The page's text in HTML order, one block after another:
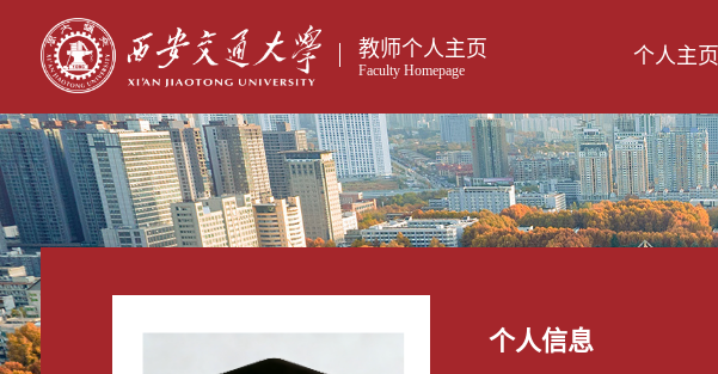
教师个人主页
Faculty Homepage
个人主页
个人信息